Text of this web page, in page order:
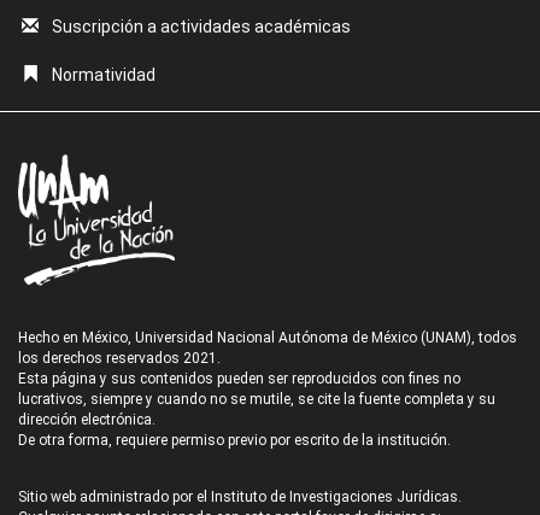
Suscripción a actividades académicas
Normatividad
Hecho en México, Universidad Nacional Autónoma de México (UNAM), todos
los derechos reservados 2021.
Esta página y sus contenidos pueden ser reproducidos con fines no
lucrativos, siempre y cuando no se mutile, se cite la fuente completa y su
dirección electrónica.
De otra forma, requiere permiso previo por escrito de la institución.
Sitio web administrado por el Instituto de Investigaciones Jurídicas.